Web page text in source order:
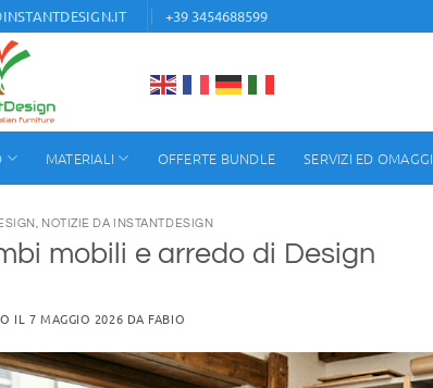
+39 3454688599
MATERIALI OFFERTE BUNDLE SERVIZI ED OMAGGI
NOTIZIE DA INSTANTDESIGN
mobili e arredo di Design
IL 7 MAGGIO 2026 DA FABIO